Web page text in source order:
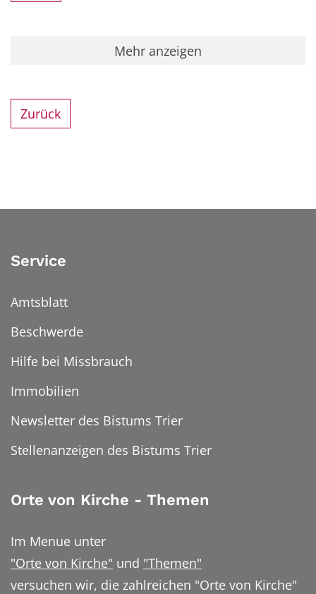
Mehr anzeigen
Zurück
Service
Amtsblatt
Beschwerde
Hilfe bei Missbrauch
Immobilien
Newsletter des Bistums Trier
Stellenanzeigen des Bistums Trier
Orte von Kirche - Themen
Im Menue unter
"Orte von Kirche" und "Themen"
versuchen wir, die zahlreichen "Orte von Kirche"